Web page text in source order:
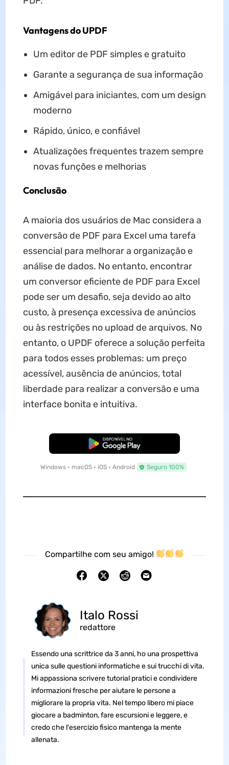
Vantagens do UPDF
Um editor de PDF simples e gratuito
Garante a segurança de sua informação
Amigável para iniciantes, com um design
moderno
Rápido, único, e confiável
Atualizações frequentes trazem sempre
novas funções e melhorias
Conclusão
A maioria dos usuários de Mac considera a
conversão de PDF para Excel uma tarefa
essencial para melhorar a organização e
análise de dados. No entanto, encontrar
um conversor eficiente de PDF para Excel
pode ser um desafio, seja devido ao alto
custo, à presença excessiva de anúncios
ou às restrições no upload de arquivos. No
entanto, o UPDF oferece a solução perfeita
para todos esses problemas: um preço
acessível, ausência de anúncios, total
liberdade para realizar a conversão e uma
interface bonita e intuitiva.
Baixar Grátis
Windows • macOS • iOS • Android Seguro 100%
Compartilhe com seu amigo!
Italo Rossi
redattore
Essendo una scrittrice da 3 anni, ho una prospettiva
unica sulle questioni informatiche e sui trucchi di vita.
Mi appassiona scrivere tutorial pratici e condividere
informazioni fresche per aiutare le persone a
migliorare la propria vita. Nel tempo libero mi piace
giocare a badminton, fare escursioni e leggere, e
credo che l'esercizio fisico mantenga la mente
allenata.